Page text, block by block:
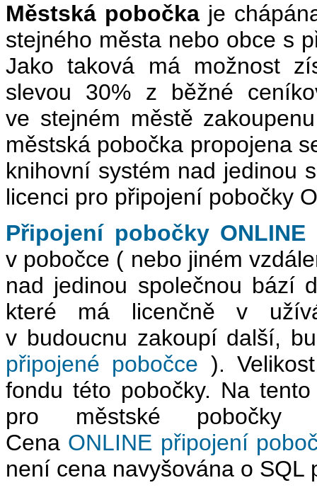
Městská pobočka je
stejného města nebo obce s
Jako taková má možnost
slevou 30% z běžné
ve stejném městě
městská pobočka propojena
knihovní systém nad jedinou
licenci pro připojení pobočky
Připojení pobočky ONLINE
v pobočce ( nebo jiném
nad jedinou společnou bází
které má licenčně v
v budoucnu zakoupí další,
připojené pobočce ).
fondu této pobočky. Na
pro městské pobočky
Cena ONLINE připojení
není cena navyšována o SQL